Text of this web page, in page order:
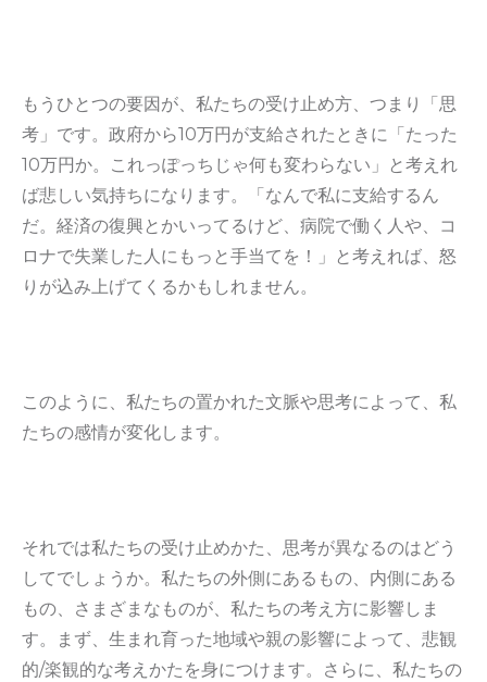
もうひとつの要因が、私たちの受け止め方、つまり「思
考」です。政府から10万円が支給されたときに「たった
10万円か。これっぽっちじゃ何も変わらない」と考えれ
ば悲しい気持ちになります。「なんで私に支給するん
だ。経済の復興とかいってるけど、病院で働く人や、コ
ロナで失業した人にもっと手当てを！」と考えれば、怒
りが込み上げてくるかもしれません。
このように、私たちの置かれた文脈や思考によって、私
たちの感情が変化します。
それでは私たちの受け止めかた、思考が異なるのはどう
してでしょうか。私たちの外側にあるもの、内側にある
もの、さまざまなものが、私たちの考え方に影響しま
す。まず、生まれ育った地域や親の影響によって、悲観
的/楽観的な考えかたを身につけます。さらに、私たちの